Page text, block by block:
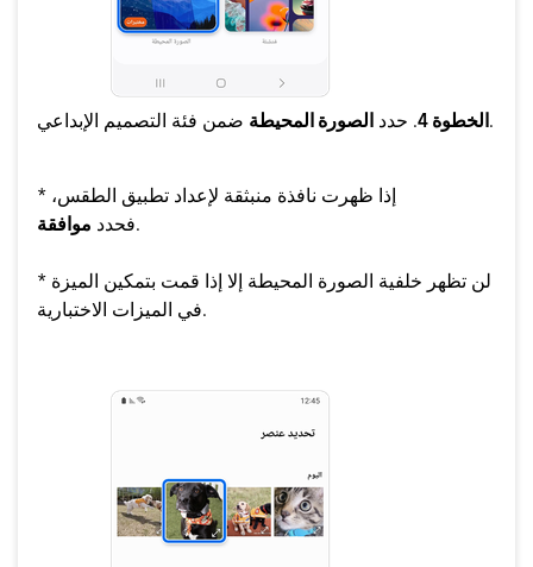
الخطوة 4 . حدد الصورة المحيطة ضمن فئة التصميم الإبداعي.
* إذا ظهرت نافذة منبثقة لإعداد تطبيق الطقس،
فحدد موافقة .
* لن تظهر خلفية الصورة المحيطة إلا إذا قمت بتمكين الميزة
في الميزات الاختبارية.